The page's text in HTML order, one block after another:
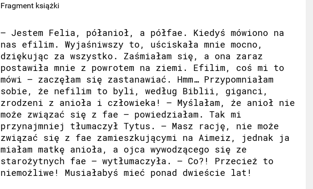
Fragment książki
– Jestem Felia, półanioł, a półfae. Kiedyś mówiono na
nas efilim. Wyjaśniwszy to, uściskała mnie mocno,
dziękując za wszystko. Zaśmiałam się, a ona zaraz
postawiła mnie z powrotem na ziemi. Efilim, coś mi to
mówi – zaczęłam się zastanawiać. Hmm… Przypomniałam
sobie, że nefilim to byli, według Biblii, giganci,
zrodzeni z anioła i człowieka! – Myślałam, że anioł nie
może związać się z fae – powiedziałam. Tak mi
przynajmniej tłumaczył Tytus. – Masz rację, nie może
związać się z fae zamieszkującymi na Aimeiz, jednak ja
miałam matkę anioła, a ojca wywodzącego się ze
starożytnych fae – wytłumaczyła. – Co?! Przecież to
niemożliwe! Musiałabyś mieć ponad dwieście lat!